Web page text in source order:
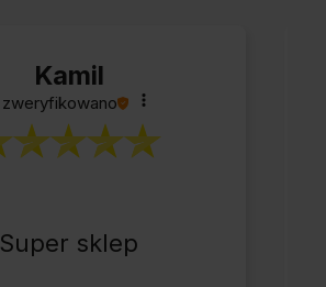
Kamil
zweryfikowano
Super sklep